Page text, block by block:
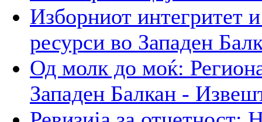
Изборниот интегритет
ресурси во Западен
Од молк до моќ:
Западен Балкан -